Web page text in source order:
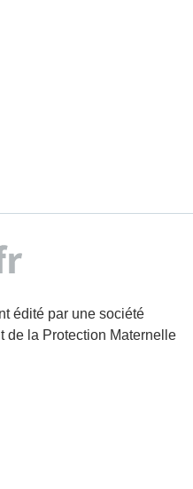
édité par une société
de la Protection Maternelle